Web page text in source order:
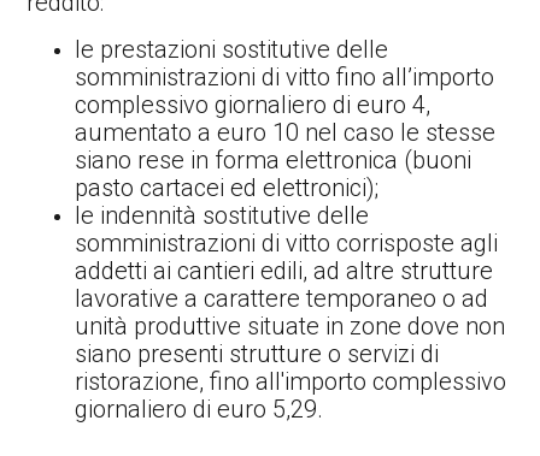
le prestazioni sostitutive delle
somministrazioni di vitto fino all’importo
complessivo giornaliero di euro 4,
aumentato a euro 10 nel caso le stesse
siano rese in forma elettronica (buoni
pasto cartacei ed elettronici);
le indennità sostitutive delle
somministrazioni di vitto corrisposte agli
addetti ai cantieri edili, ad altre strutture
lavorative a carattere temporaneo o ad
unità produttive situate in zone dove non
siano presenti strutture o servizi di
ristorazione, fino all'importo complessivo
giornaliero di euro 5,29.